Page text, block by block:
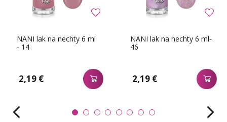
NANI lak na nechty 6 ml
- 14
2,19 €
NANI lak na nechty 6 ml-
46
2,19 €